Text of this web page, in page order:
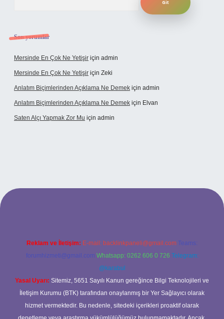
Son yorumlar
Mersinde En Çok Ne Yetişir için admin
Mersinde En Çok Ne Yetişir için Zeki
Anlatım Biçimlerinden Açıklama Ne Demek için admin
Anlatım Biçimlerinden Açıklama Ne Demek için Elvan
Saten Alçı Yapmak Zor Mu için admin
Reklam ve İletişim: E-mail: backlinkpaneli@gmail.com Teams:
forumhizmeti@gmail.com Whatsapp: 0262 606 0 726 Telegram:
@karabul
Yasal Uyarı: Sitemiz, 5651 Sayılı Kanun gereğince Bilgi Teknolojileri ve
İletişim Kurumu (BTK) tarafından onaylanmış bir Yer Sağlayıcı olarak
hizmet vermektedir. Bu nedenle, sitedeki içerikleri proaktif olarak